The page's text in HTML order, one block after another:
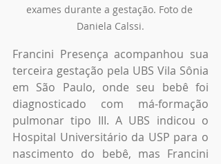
exames durante a gestação. Foto de
Daniela Calssi.
Francini Presença acompanhou sua
terceira gestação pela UBS Vila Sônia
em São Paulo, onde seu bebê foi
diagnosticado com má-formação
pulmonar tipo III. A UBS indicou o
Hospital Universitário da USP para o
nascimento do bebê, mas Francini